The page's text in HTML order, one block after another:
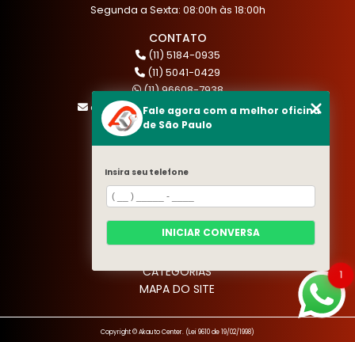
Segunda a Sexta: 08:00h às 18:00h
CONTATO
(11) 5184-0935
(11) 5041-0429
(11) 96608-7938
atendimento@akautocenter.com.br
MENU
HOME
QUEM SOMOS
SERVIÇOS
BLOG
CATEGORIAS
MAPA DO SITE
Copyright © Akauto Center. (Lei 9610 de 19/02/1998)
1
Fale agora com a melhor oficina
de São Paulo
Insira seu telefone
INICIAR CONVERSA